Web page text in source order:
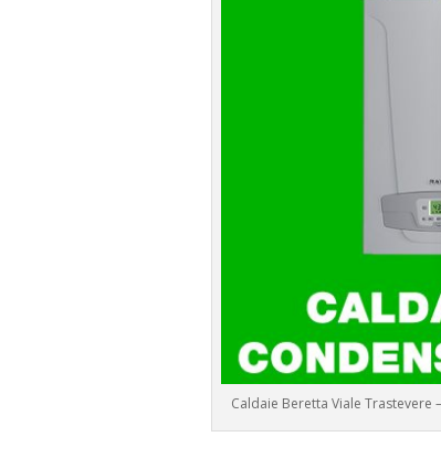
Caldaie Beretta Viale Trastevere